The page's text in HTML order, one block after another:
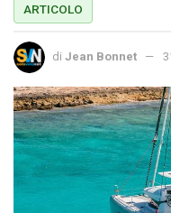
ARTICOLO
di Jean Bonnet